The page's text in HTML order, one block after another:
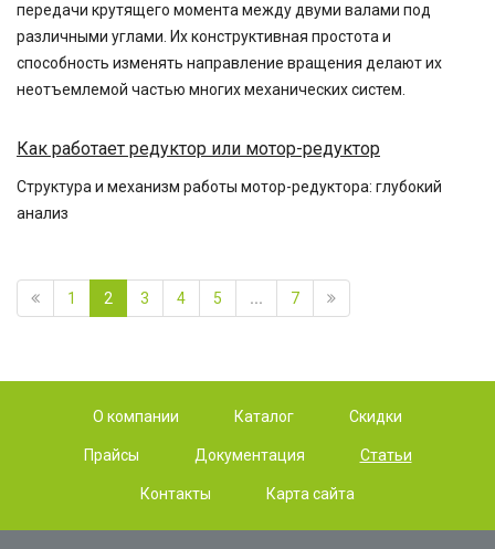
передачи крутящего момента между двуми валами под
различными углами. Их конструктивная простота и
способность изменять направление вращения делают их
неотъемлемой частью многих механических систем.
Как работает редуктор или мотор-редуктор
Структура и механизм работы мотор-редуктора: глубокий
анализ
1 2 3 4 5 ... 7
О компании Каталог Скидки
Прайсы Документация Статьи
Контакты Карта сайта